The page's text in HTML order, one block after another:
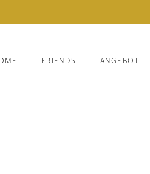
FRIENDS ANGEBOT